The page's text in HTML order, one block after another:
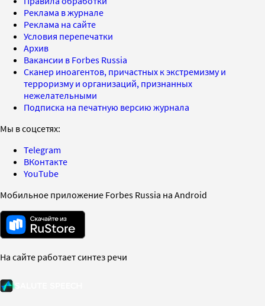
Реклама в журнале
Реклама на сайте
Условия перепечатки
Архив
Вакансии в Forbes Russia
Сканер иноагентов, причастных к экстремизму и
терроризму и организаций, признанных
нежелательными
Подписка на печатную версию журнала
Мы в соцсетях:
Telegram
ВКонтакте
YouTube
Мобильное приложение Forbes Russia на Android
На сайте работает синтез речи